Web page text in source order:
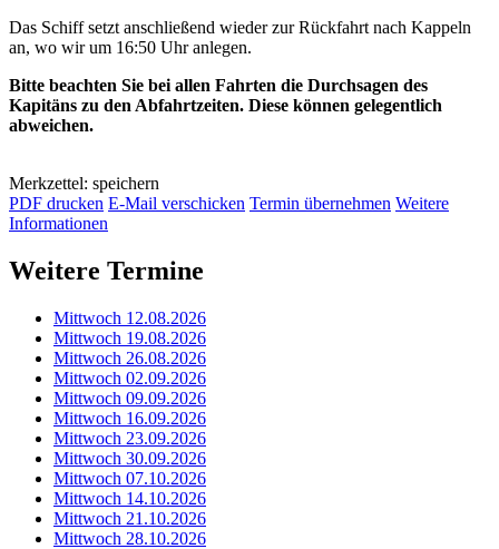
Das Schiff setzt anschließend wieder zur Rückfahrt nach Kappeln
an, wo wir um 16:50 Uhr anlegen.
Bitte beachten Sie bei allen Fahrten die Durchsagen des
Kapitäns zu den Abfahrtzeiten. Diese können gelegentlich
abweichen.
Merkzettel: speichern
PDF drucken E-Mail verschicken Termin übernehmen Weitere
Informationen
Weitere Termine
Mittwoch 12.08.2026
Mittwoch 19.08.2026
Mittwoch 26.08.2026
Mittwoch 02.09.2026
Mittwoch 09.09.2026
Mittwoch 16.09.2026
Mittwoch 23.09.2026
Mittwoch 30.09.2026
Mittwoch 07.10.2026
Mittwoch 14.10.2026
Mittwoch 21.10.2026
Mittwoch 28.10.2026